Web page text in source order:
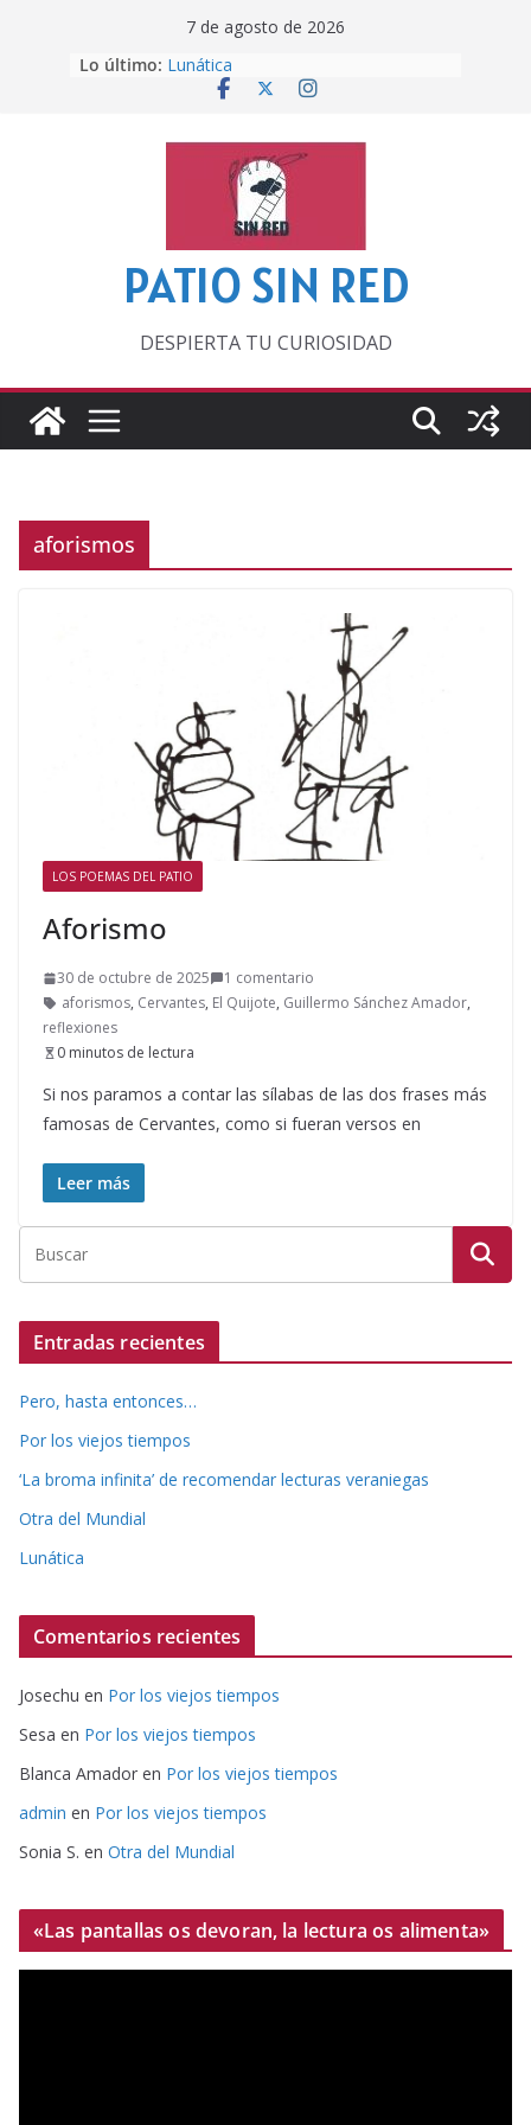
7 de agosto de 2026
Lo último: Lunática
Pero, hasta entonces…
‘La broma infinita’ de recomendar
lecturas veraniegas
Otra del Mundial
PATIO SIN RED
DESPIERTA TU CURIOSIDAD
aforismos
LOS POEMAS DEL PATIO
Aforismo
30 de octubre de 2025
1 comentario
aforismos, Cervantes, El Quijote, Guillermo Sánchez Amador,
reflexiones
0 minutos de lectura
Si nos paramos a contar las sílabas de las dos frases más
famosas de Cervantes, como si fueran versos en
Leer más
Entradas recientes
Pero, hasta entonces…
Por los viejos tiempos
‘La broma infinita’ de recomendar lecturas veraniegas
Otra del Mundial
Lunática
Comentarios recientes
Josechu en Por los viejos tiempos
Sesa en Por los viejos tiempos
Blanca Amador en Por los viejos tiempos
admin en Por los viejos tiempos
Sonia S. en Otra del Mundial
«Las pantallas os devoran, la lectura os alimenta»